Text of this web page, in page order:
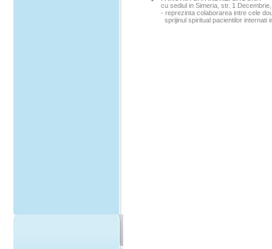
cu sediul in Simeria, str. 1
- reprezinta colaborarea intre cele
sprijinul spiritual pacientilor internati